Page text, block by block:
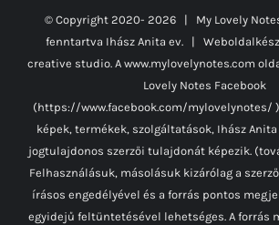
© Copyright 2020- 2026 | My Lovely
fenntartva Ihász Anita ev. |
creative studio. A www.mylovelynotes.com
Lovely Notes Facebook
(https://www.facebook.com/mylovelynotes/
képek, termékek, szolgáltatások, Ihász
jogtulajdonos szerzői tulajdonát képezik.
Felhasználásuk, másolásuk kizárólag a
írásos engedélyével és a forrás pontos
egyidejű feltüntetésével lehetséges. A forrás